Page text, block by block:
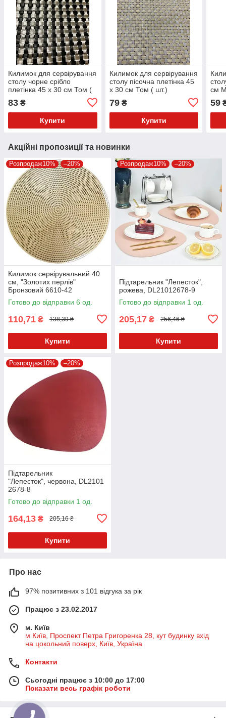
Килимок для сервірування
столу чорне срібло
плетінка 45 х 30 см Том (
83 ₴
Купити
Килимок для сервірування
столу пісочна плетінка 45
х 30 см Том ( шт.)
79₴
Купити
см
59
Акційні пропозиції та новинки
Розпродаж10% –20%
Килимок сервірувальний 40
см, "Золотих перлів"
Бронзовий 6610-42
Готово до відправки 6 од.
110,71 ₴ 138,39 ₴
Купити
Розпродаж10% –20%
Підтарельник "Лепесток",
рожева, DL21012678-9
Готово до відправки 1 од.
205,17 ₴ 256,46 ₴
Купити
Розпродаж10% –20%
Підтарельник
"Лепесток", червона, DL2101
2678-8
Готово до відправки 1 од.
164,13 ₴ 205,16 ₴
Купити
Про нас
97% позитивних з 101 відгука за рік
Працює з 23.02.2017
м. Київ
м Київ, Проспект Петра Григоренка 28, кут будинку вхід
на цокольний поверх, Київ, Україна
Контакти
Сьогодні працює з 10:00 до 17:00
Показати весь графік роботи